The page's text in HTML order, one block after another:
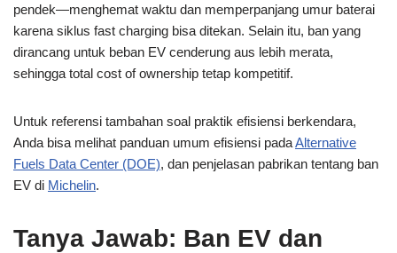
pendek—menghemat waktu dan memperpanjang umur baterai
karena siklus fast charging bisa ditekan. Selain itu, ban yang
dirancang untuk beban EV cenderung aus lebih merata,
sehingga total cost of ownership tetap kompetitif.
Untuk referensi tambahan soal praktik efisiensi berkendara,
Anda bisa melihat panduan umum efisiensi padaAlternative
Fuels Data Center (DOE), dan penjelasan pabrikan tentang ban
EV di Michelin.
Tanya Jawab: Ban EV dan